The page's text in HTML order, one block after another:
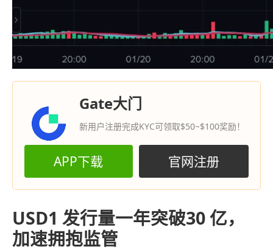
Gate大门
新用户注册完成KYC可领取$50~$100奖励！
APP下载 官网注册
USD1 发行量一年突破30 亿，
加速拥抱监管